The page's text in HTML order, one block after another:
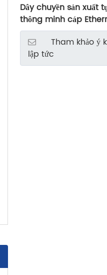
Dây chuyền sản xuất
thông minh cáp
6.0HM1
Tham khảo ý
lập tức